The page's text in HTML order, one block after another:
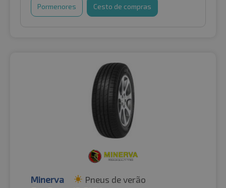
Pormenores Cesto de compras
Minerva Pneus de verão